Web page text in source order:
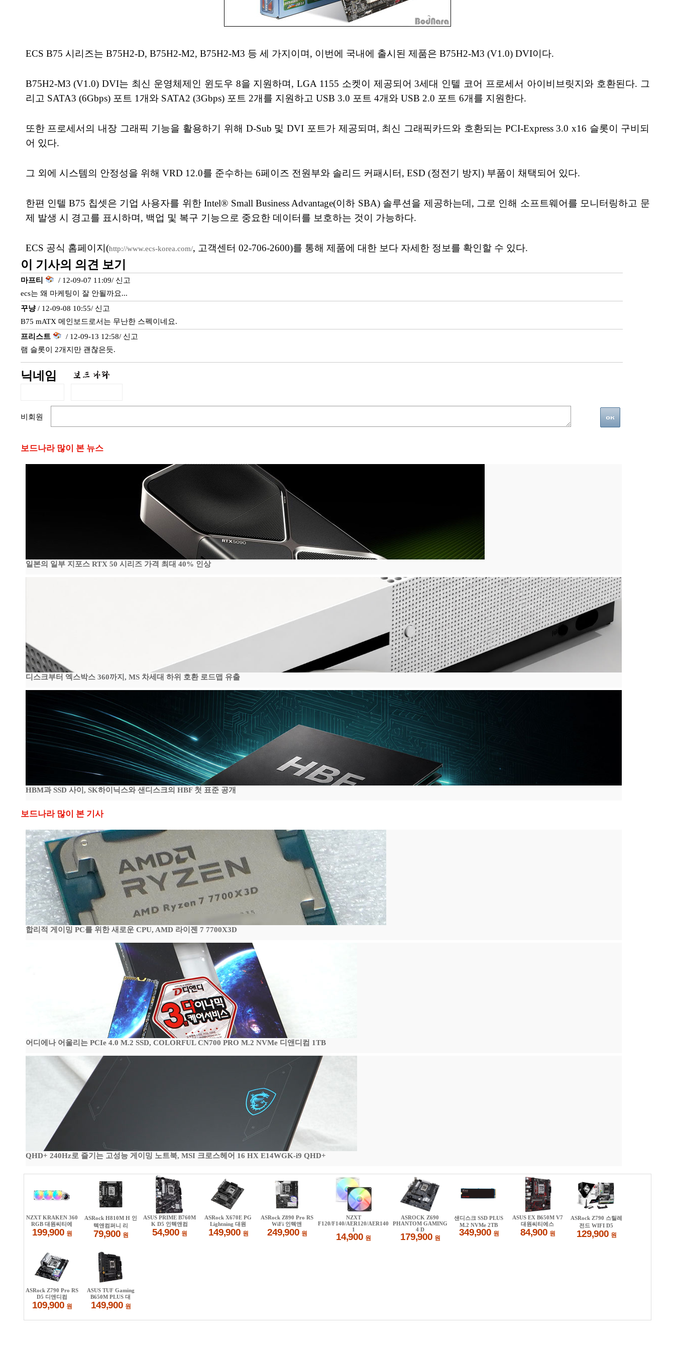
ECS B75 시리즈는 B75H2-D, B75H2-M2, B75H2-M3 등 세 가지이며, 이번에 국내에 출시된 제품은 B75H2-M3 (V1.0) DVI이다.
B75H2-M3 (V1.0) DVI는 최신 운영체제인 윈도우 8을 지원하며, LGA 1155 소켓이 제공되어 3세대 인텔 코어 프로세서 아이비브릿지와 호환된다. 그
리고 SATA3 (6Gbps) 포트 1개와 SATA2 (3Gbps) 포트 2개를 지원하고 USB 3.0 포트 4개와 USB 2.0 포트 6개를 지원한다.
또한 프로세서의 내장 그래픽 기능을 활용하기 위해 D-Sub 및 DVI 포트가 제공되며, 최신 그래픽카드와 호환되는 PCI-Express 3.0 x16 슬롯이 구비되
어 있다.
그 외에 시스템의 안정성을 위해 VRD 12.0를 준수하는 6페이즈 전원부와 솔리드 커패시터, ESD (정전기 방지) 부품이 채택되어 있다.
한편 인텔 B75 칩셋은 기업 사용자를 위한 Intel® Small Business Advantage(이하 SBA) 솔루션을 제공하는데, 그로 인해 소프트웨어를 모니터링하고 문
제 발생 시 경고를 표시하며, 백업 및 복구 기능으로 중요한 데이터를 보호하는 것이 가능하다.
ECS 공식 홈페이지(http://www.ecs-korea.com/, 고객센터 02-706-2600)를 통해 제품에 대한 보다 자세한 정보를 확인할 수 있다.
이 기사의 의견 보기
마프티 / 12-09-07 11:09/ 신고
ecs는 왜 마케팅이 잘 안될까요...
꾸냥/ 12-09-08 10:55/ 신고
B75 mATX 메인보드로서는 무난한 스펙이네요.
프리스트
/ 12-09-13 12:58/ 신고
램 슬롯이 2개지만 괜찮은듯.
닉네임
비회원
보드나라 많이 본 뉴스
일본의 일부 지포스 RTX 50 시리즈 가격 최대 40% 인상
디스크부터 엑스박스 360까지, MS 차세대 하위 호환 로드맵 유출
HBM과 SSD 사이, SK하이닉스와 샌디스크의 HBF 첫 표준 공개
보드나라 많이 본 기사
합리적 게이밍 PC를 위한 새로운 CPU, AMD 라이젠 7 7700X3D
어디에나 어울리는 PCIe 4.0 M.2 SSD, COLORFUL CN700 PRO M.2 NVMe 디앤디컴 1TB
QHD+ 240Hz로 즐기는 고성능 게이밍 노트북, MSI 크로스헤어 16 HX E14WGK-i9 QHD+